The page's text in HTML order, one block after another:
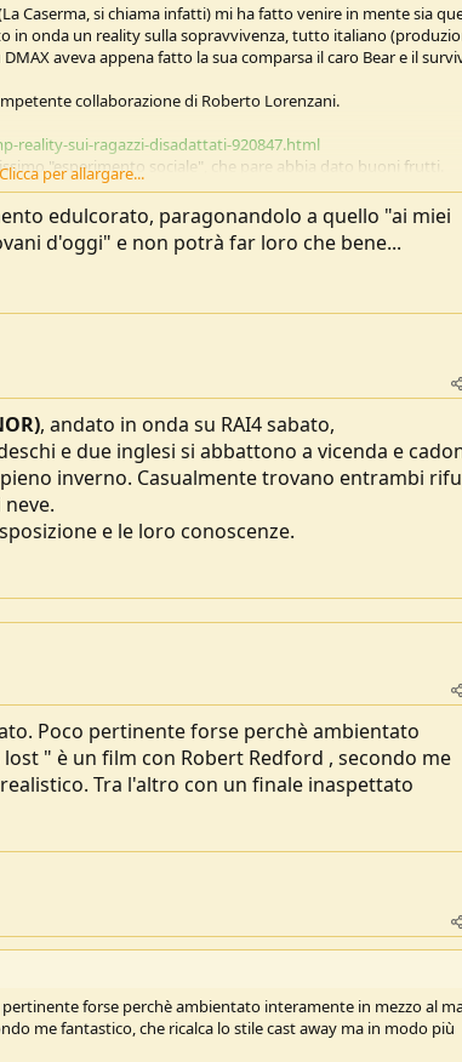
Caserma, si chiama infatti) mi ha fatto venire in mente sia
in onda un reality sulla sopravvivenza, tutto italiano
aveva appena fatto la sua comparsa il caro Bear e il
collaborazione di Roberto Lorenzani.
reality-sui-ragazzi-disadattati-920847.html
"esperimento sociale", che pare abbia dato buoni frutti.
tratta di "sopravvivenza" in senso molto lato, e cercherò di
ragazzi "di oggi".
thread, ma non posso fare a meno di osservare, guardando
di ragazzi, che il metodo "militare" non è cambiato di una
mutato dai miei tempi e non nascondo che trovo molto più
(non parliamo poi di 30 anni fa...). e che dopo soli tre giorni di
per ovvi motivi televisivi...) ci sono stati risultati
"persi".
Clicca per allargare...
edulcorato, paragonandolo a quello "ai miei
d'oggi" e non potrà far loro che bene...
, andato in onda su RAI4 sabato,
e due inglesi si abbattono a vicenda e
inverno. Casualmente trovano entrambi
e le loro conoscenze.
Poco pertinente forse perchè ambientato
" è un film con Robert Redford , secondo me
Tra l'altro con un finale inaspettato
forse perchè ambientato interamente in mezzo al
me fantastico, che ricalca lo stile cast away ma in modo più